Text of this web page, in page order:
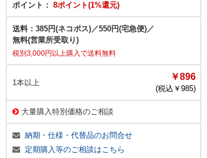
ポイント： 8ポイント(1%還元)
送料： 385円(ネコポス)／550円(宅急便)／
無料(営業所受取り)
税別3,000円以上購入で送料無料
1本以上
￥896
(税込￥ 985)
大量購入特別価格のご相談
納期・仕様・代替品のお問合せ
定期購入等のご相談はこちら